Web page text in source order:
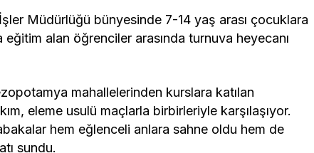
Müdürlüğü bünyesinde 7-14 yaş arası çocuklara
alan öğrenciler arasında turnuva heyecanı
mahallelerinden kurslara katılan
eleme usulü maçlarla birbirleriyle karşılaşıyor.
hem eğlenceli anlara sahne oldu hem de
sundu.